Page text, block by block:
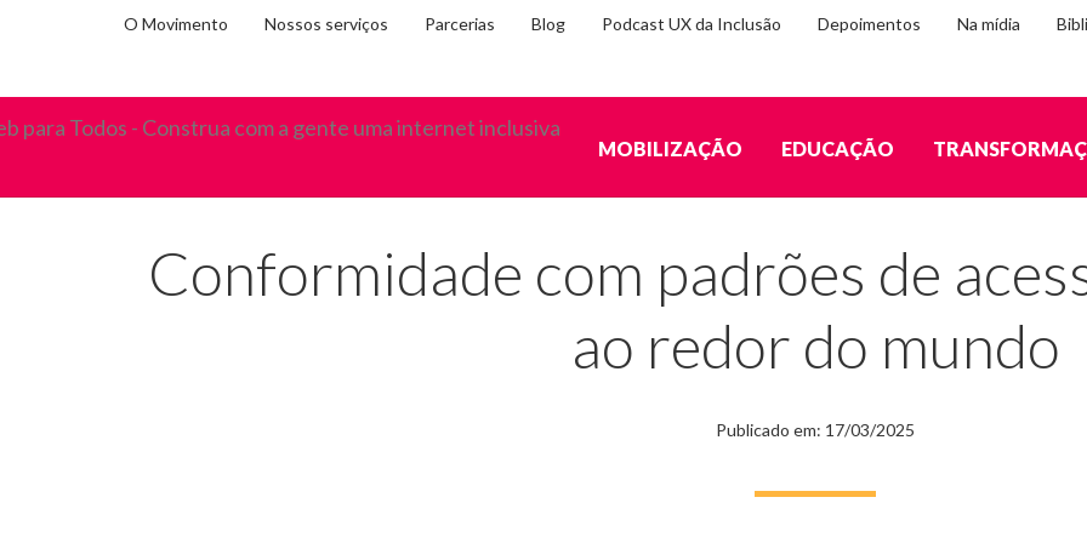
O Movimento Nossos serviços Parcerias Blog Podcast UX da Inclusão Depoimentos Na mídia
MOBILIZAÇÃO EDUCAÇÃO
Conformidade com padrões de
ao redor do mundo
Publicado em: 17/03/2025